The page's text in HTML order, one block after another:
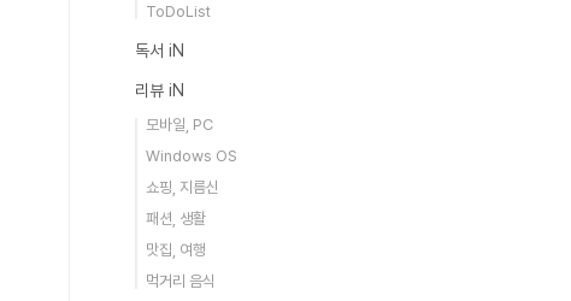
ToDoList
독서 iN
리뷰 iN
모바일, PC
Windows OS
쇼핑, 지름신
패션, 생활
맛집, 여행
먹거리 음식